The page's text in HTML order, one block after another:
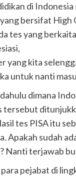
di
bersifat
tes yang
yang kita
untuk nanti
dimana
tersebut
tes PISA itu
Apakah sudah
Nanti terjawab
pejabat di